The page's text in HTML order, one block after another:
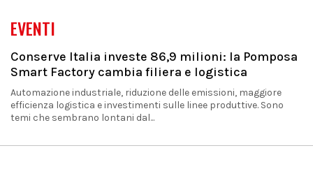
EVENTI
Conserve Italia investe 86,9 milioni: la Pomposa
Smart Factory cambia filiera e logistica
Automazione industriale, riduzione delle emissioni, maggiore
efficienza logistica e investimenti sulle linee produttive. Sono
temi che sembrano lontani dal...